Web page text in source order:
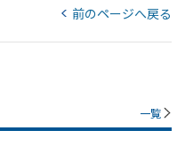
前のページへ戻る
一覧